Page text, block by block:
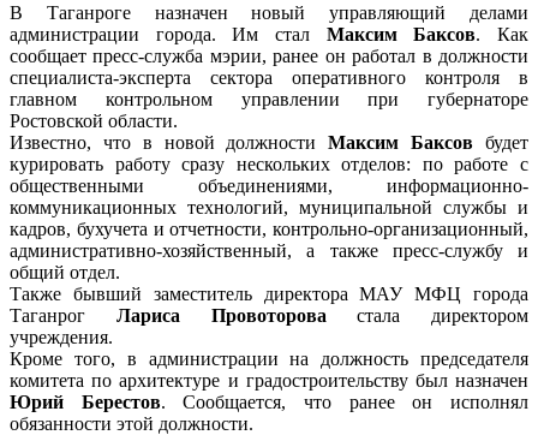
В Таганроге назначен новый управляющий делами
администрации города. Им стал Максим Баксов. Как
сообщает пресс-служба мэрии, ранее он работал в должности
специалиста-эксперта сектора оперативного контроля в
главном контрольном управлении при губернаторе
Ростовской области.
Известно, что в новой должностиМаксим Баксов будет
курировать работу сразу нескольких отделов: по работе с
общественными объединениями, информационно-
коммуникационных технологий, муниципальной службы и
кадров, бухучета и отчетности, контрольно-организационный,
административно-хозяйственный, а также пресс-службу и
общий отдел.
Также бывший заместитель директора МАУ МФЦ города
Таганрог Лариса Провоторова стала директором
учреждения.
Кроме того, в администрации на должность председателя
комитета по архитектуре и градостроительству был назначен
Юрий Берестов. Сообщается, что ранее он исполнял
обязанности этой должности.